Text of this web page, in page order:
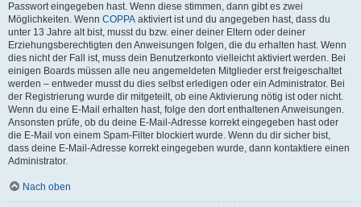
Passwort eingegeben hast. Wenn diese stimmen, dann gibt es zwei
Möglichkeiten. Wenn COPPA aktiviert ist und du angegeben hast, dass du
unter 13 Jahre alt bist, musst du bzw. einer deiner Eltern oder deiner
Erziehungsberechtigten den Anweisungen folgen, die du erhalten hast. Wenn
dies nicht der Fall ist, muss dein Benutzerkonto vielleicht aktiviert werden. Bei
einigen Boards müssen alle neu angemeldeten Mitglieder erst freigeschaltet
werden – entweder musst du dies selbst erledigen oder ein Administrator. Bei
der Registrierung wurde dir mitgeteilt, ob eine Aktivierung nötig ist oder nicht.
Wenn du eine E-Mail erhalten hast, folge den dort enthaltenen Anweisungen.
Ansonsten prüfe, ob du deine E-Mail-Adresse korrekt eingegeben hast oder
die E-Mail von einem Spam-Filter blockiert wurde. Wenn du dir sicher bist,
dass deine E-Mail-Adresse korrekt eingegeben wurde, dann kontaktiere einen
Administrator.
Nach oben